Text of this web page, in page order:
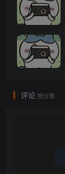
评论 抢沙发